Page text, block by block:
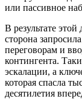
или пассивное
В результате
сторона
переговорам и
контингента.
эскалации, а
которая спасла
десятилетия